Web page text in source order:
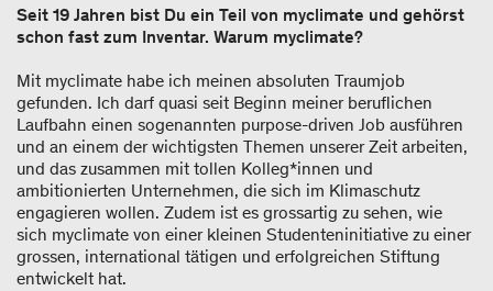
Seit 19 Jahren bist Du ein Teil von myclimate und gehörst
schon fast zum Inventar. Warum myclimate?
Mit myclimate habe ich meinen absoluten Traumjob
gefunden. Ich darf quasi seit Beginn meiner beruflichen
Laufbahn einen sogenannten purpose-driven Job ausführen
und an einem der wichtigsten Themen unserer Zeit arbeiten,
und das zusammen mit tollen Kolleg*innen und
ambitionierten Unternehmen, die sich im Klimaschutz
engagieren wollen. Zudem ist es grossartig zu sehen, wie
sich myclimate von einer kleinen Studenteninitiative zu einer
grossen, international tätigen und erfolgreichen Stiftung
entwickelt hat.